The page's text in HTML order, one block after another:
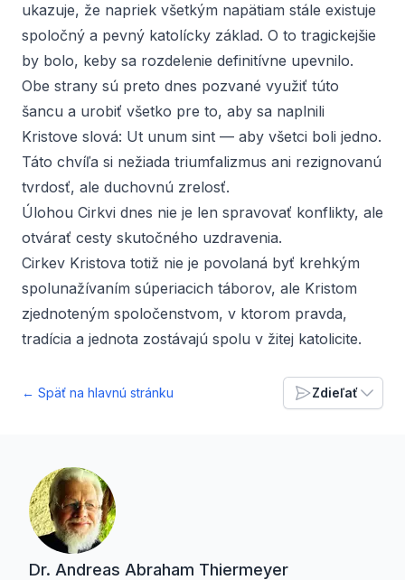
ukazuje, že napriek všetkým napätiam stále existuje
spoločný a pevný katolícky základ. O to tragickejšie
by bolo, keby sa rozdelenie definitívne upevnilo.
Obe strany sú preto dnes pozvané využiť túto
šancu a urobiť všetko pre to, aby sa naplnili
Kristove slová: Ut unum sint — aby všetci boli jedno.
Táto chvíľa si nežiada triumfalizmus ani rezignovanú
tvrdosť, ale duchovnú zrelosť.
Úlohou Cirkvi dnes nie je len spravovať konflikty, ale
otvárať cesty skutočného uzdravenia.
Cirkev Kristova totiž nie je povolaná byť krehkým
spolunažívaním súperiacich táborov, ale Kristom
zjednoteným spoločenstvom, v ktorom pravda,
tradícia a jednota zostávajú spolu v žitej katolicite.
← Späť na hlavnú stránku Zdieľať
Dr. Andreas Abraham Thiermeyer